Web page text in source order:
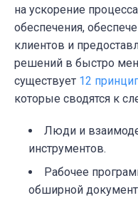
на ускорение
обеспечения,
клиентов и
решений в быстро
существует 12
которые сводятся к
Люди и
инструментов.
Рабочее
обширной